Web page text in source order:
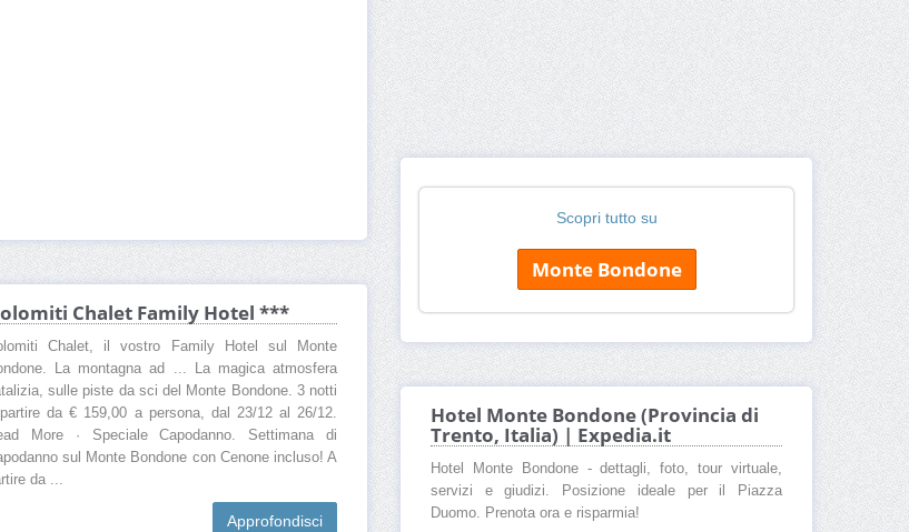
Scopri tutto su
Monte Bondone
Chalet Family Hotel ***
Chalet, il vostro Family Hotel sul Monte
La montagna ad ... La magica atmosfera
sulle piste da sci del Monte Bondone. 3 notti
da € 159,00 a persona, dal 23/12 al 26/12.
More · Speciale Capodanno. Settimana di
sul Monte Bondone con Cenone incluso! A
da ...
Approfondisci
Hotel Monte Bondone (Provincia di
Trento, Italia) | Expedia.it
Hotel Monte Bondone - dettagli, foto, tour virtuale,
servizi e giudizi. Posizione ideale per il Piazza
Duomo. Prenota ora e risparmia!